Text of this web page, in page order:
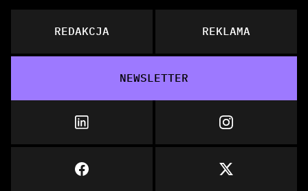
REDAKCJA REKLAMA
NEWSLETTER